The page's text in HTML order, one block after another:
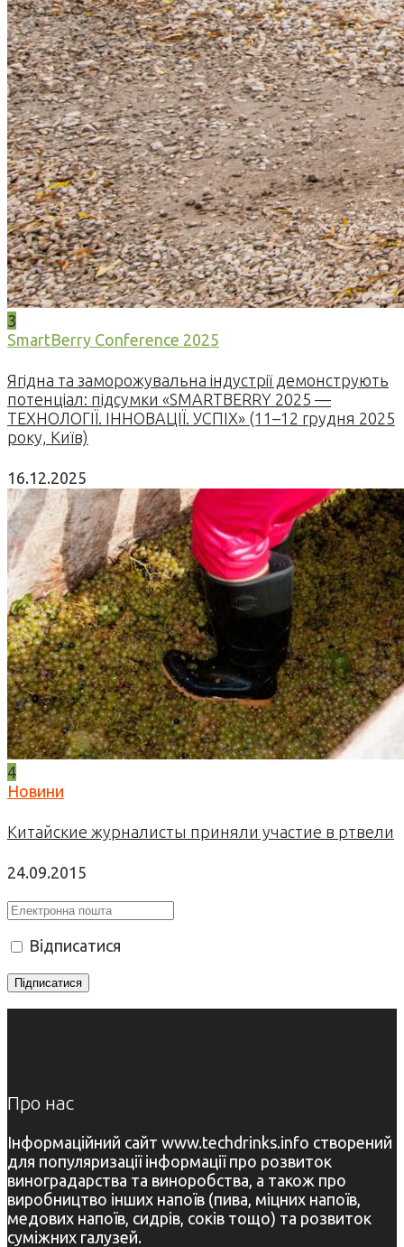
3
SmartBerry Conference 2025
Ягідна та заморожувальна індустрії демонструють
потенціал: підсумки «SMARTBERRY 2025 —
ТЕХНОЛОГІЇ. ІННОВАЦІЇ. УСПІХ» (11–12 грудня 2025
року, Київ)
16.12.2025
4
Новини
Китайские журналисты приняли участие в ртвели
24.09.2015
Відписатися
Про нас
Інформаційний сайт www.techdrinks.info створений
для популяризації інформації про розвиток
виноградарства та виноробства, а також про
виробництво інших напоїв (пива, міцних напоїв,
медових напоїв, сидрів, соків тощо) та розвиток
суміжних галузей.